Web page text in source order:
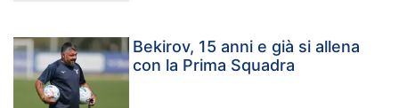
Bekirov, 15 anni e già si allena
con la Prima Squadra